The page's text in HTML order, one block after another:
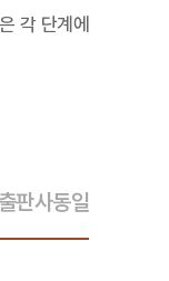
각 단계에
출판사동일